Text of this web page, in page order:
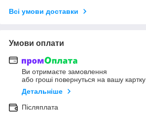
Всі умови доставки
Умови оплати
Ви отримаєте замовлення
або гроші повернуться на вашу картку
Детальніше
Післяплата